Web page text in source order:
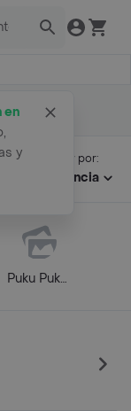
en
y
Ordenar por:
Relevancia
Puku Puku - Barranco 2